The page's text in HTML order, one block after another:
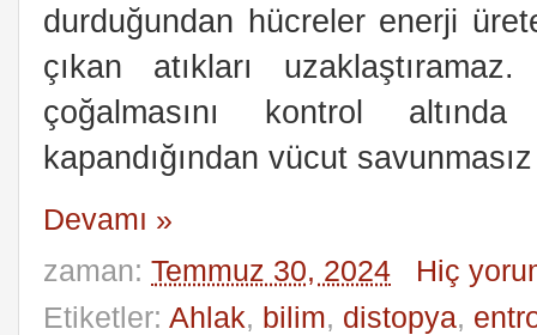
durduğundan hücreler enerji
çıkan atıkları
çoğalmasını kontrol
kapandığından vücut
Devamı »
zaman: Temmuz 30, 2024
Hiç
Etiketler: Ahlak, bilim, distopya,